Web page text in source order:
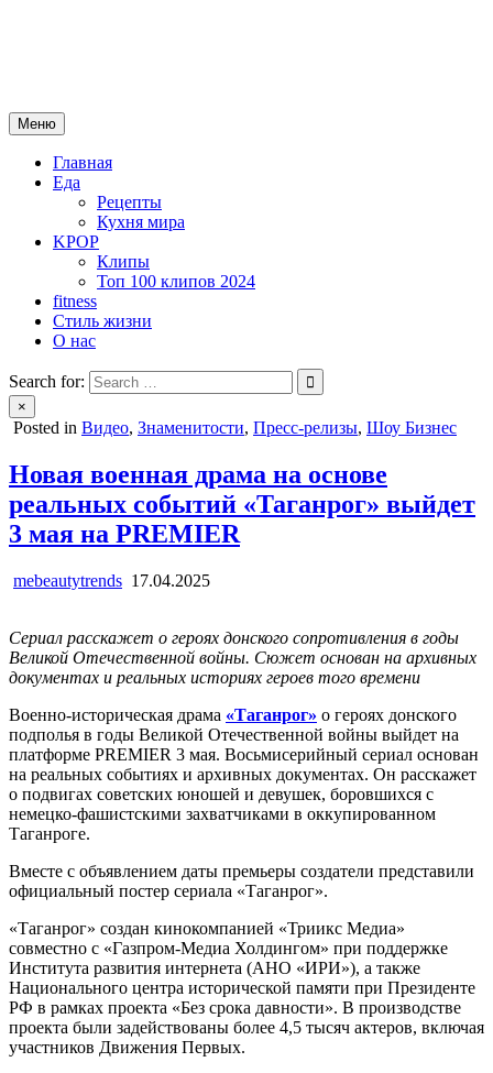
Меню
Главная
Еда
Рецепты
Кухня мира
KPOP
Клипы
Топ 100 клипов 2024
fitness
Стиль жизни
О нас
Search for:
×
Posted in Видео, Знаменитости, Пресс-релизы, Шоу Бизнес
Новая военная драма на основе
реальных событий «Таганрог» выйдет
3 мая на PREMIER
mebeautytrends 17.04.2025
Сериал расскажет о героях донского сопротивления в годы
Великой Отечественной войны. Сюжет основан на архивных
документах и реальных историях героев того времени
Военно-историческая драма «Таганрог» о героях донского
подполья в годы Великой Отечественной войны выйдет на
платформе PREMIER 3 мая. Восьмисерийный сериал основан
на реальных событиях и архивных документах. Он расскажет
о подвигах советских юношей и девушек, боровшихся с
немецко-фашистскими захватчиками в оккупированном
Таганроге.
Вместе с объявлением даты премьеры создатели представили
официальный постер сериала «Таганрог».
«Таганрог» создан кинокомпанией «Триикс Медиа»
совместно с «Газпром-Медиа Холдингом» при поддержке
Института развития интернета (АНО «ИРИ»), а также
Национального центра исторической памяти при Президенте
РФ в рамках проекта «Без срока давности». В производстве
проекта были задействованы более 4,5 тысяч актеров, включая
участников Движения Первых.